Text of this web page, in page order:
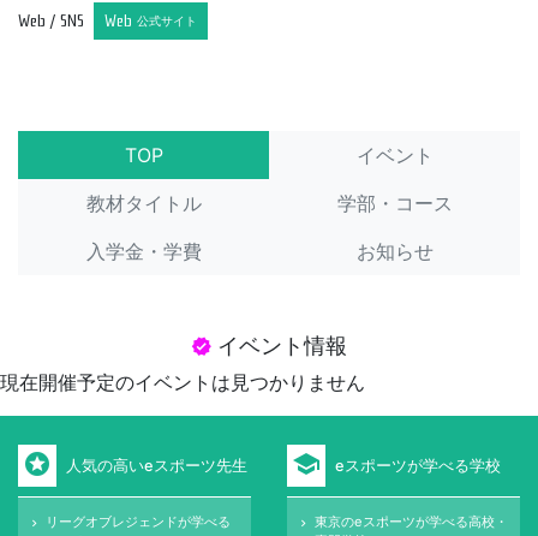
Web / SNS Web 公式サイト
TOP
イベント
教材タイトル
学部・コース
入学金・学費
お知らせ
verified イベント情報
現在開催予定のイベントは見つかりません
stars 人気の高いeスポーツ先生
keyboard_arrow_right
リーグオブレジェンドが学べる
school eスポーツが学べる学校
keyboard_arrow_right
東京のeスポーツが学べる高校・